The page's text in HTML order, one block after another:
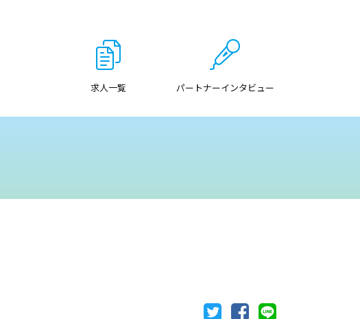
求人一覧 パートナーインタビュー